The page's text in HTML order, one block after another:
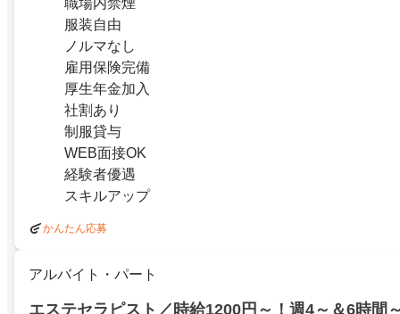
服装自由
ノルマなし
雇用保険完備
厚生年金加入
社割あり
制服貸与
WEB面接OK
経験者優遇
スキルアップ
かんたん応募
アルバイト・パート
エステセラピスト／時給1200円～！週4～＆6時間